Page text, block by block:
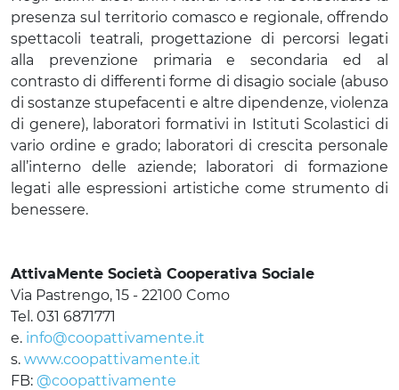
presenza sul territorio comasco e regionale, offrendo
spettacoli teatrali, progettazione di percorsi legati
alla prevenzione primaria e secondaria ed al
contrasto di differenti forme di disagio sociale (abuso
di sostanze stupefacenti e altre dipendenze, violenza
di genere), laboratori formativi in Istituti Scolastici di
vario ordine e grado; laboratori di crescita personale
all’interno delle aziende; laboratori di formazione
legati alle espressioni artistiche come strumento di
benessere.
AttivaMente Società Cooperativa Sociale
Via Pastrengo, 15 - 22100 Como
Tel. 031 6871771
e. info@coopattivamente.it
s. www.coopattivamente.it
FB: @coopattivamente